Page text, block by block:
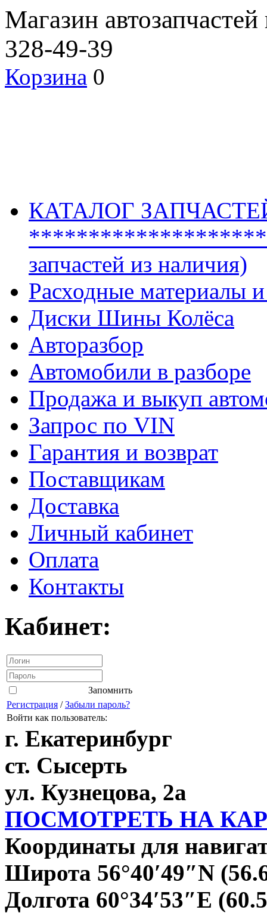
Магазин
328-49-39
Корзина 0
КАТАЛОГ
запчастей из наличия)
Расходные материалы
Диски Шины Колёса
Авторазбор
Автомобили в разборе
Продажа и выкуп
Запрос по VIN
Гарантия и возврат
Поставщикам
Доставка
Личный кабинет
Оплата
Контакты
Кабинет:
Запомнить
Регистрация /Забыли пароль?
Войти как пользователь:
г. Екатеринбург
ст. Сысерть
ул. Кузнецова, 2а
ПОСМОТРЕТЬ НА
Координаты для
Широта 56°40′49″N
Долгота 60°34′53″E